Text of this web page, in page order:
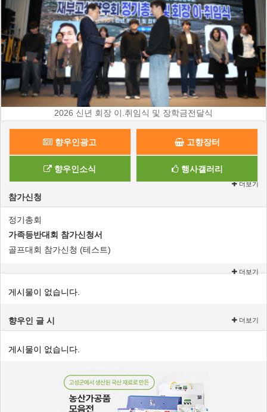
2026 신년 회장 이.취임식 및 장학금전달식
향우인광고 고향장터
향우인소식 행사갤러리
참가신청
정기총회
가족등반대회 참가신청서
골프대회 참가신청 (테스트)
더보기
게시물이 없습니다.
더보기
향우인 글 시
게시물이 없습니다.
더보기